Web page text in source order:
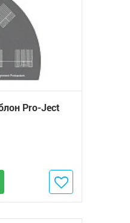
Pro-Ject